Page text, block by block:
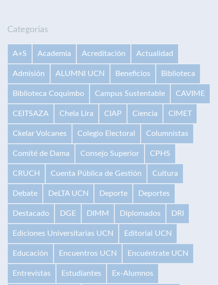
Categorías
A+S Academia Acreditación Actualidad
Admisión ALUMNI UCN Beneficios Biblioteca
Biblioteca Coquimbo Campus Sustentable CAVIME
CEITSAZA Chela Lira CIAP Ciencia CIMET
Ckelar Volcanes Colegio Electoral Columnistas
Comité de Dama Consejo Superior CPHS
CRUCH Cuenta Pública de Gestión Cultura
Debate DeLTA UCN Deporte Deportes
Destacado DGE DIMM Diplomados DRI
Ediciones Universitarias UCN Editorial UCN
Educación Encuentros UCN Encuéntrate UCN
Entrevistas Estudiantes Ex-Alumnos